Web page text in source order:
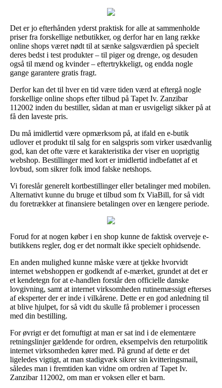
Det er jo efterhånden yderst praktisk for alle at sammenholde
priser fra forskellige netbutikker, og derfor har en lang række
online shops været nødt til at sænke salgsværdien på specielt
deres bedst i test produkter – til piger og drenge, og desuden
også til mænd og kvinder – eftertrykkeligt, og endda nogle
gange garantere gratis fragt.
Derfor kan det til hver en tid være tiden værd at eftergå nogle
forskellige online shops efter tilbud på Tapet Iv. Zanzibar
112002 inden du bestiller, sådan at man er usvigeligt sikker på at
få den laveste pris.
Du må imidlertid være opmærksom på, at ifald en e-butik
udlover et produkt til salg for en salgspris som virker usædvanlig
god, kan det ofte være et karakteristika der viser en uoprigtig
webshop. Bestillinger med kort er imidlertid indbefattet af et
lovbud, som sikrer folk imod falske netshops.
Vi foreslår generelt kortbestillinger eller betalinger med mobilen.
Alternativt kunne du bruge et tilbud som fx ViaBill, for så vidt
du foretrækker at finansiere betalingen over en længere periode.
Forud for at nogen køber i en shop kunne de faktisk overveje e-
butikkens regler, dog er det normalt ikke specielt ophidsende.
En anden mulighed kunne måske være at tjekke hvorvidt
internet webshoppen er godkendt af e-mærket, grundet at det er
et kendetegn for at e-handlen forstår den officielle danske
lovgivning, samt at internet virksomheden rutinemæssigt efterses
af eksperter der er inde i vilkårene. Dette er en god anledning til
at blive hjulpet, for så vidt du skulle få problemer i processen
med din bestilling.
For øvrigt er det fornuftigt at man er sat ind i de elementære
retningslinjer gældende for ordren, eksempelvis den returpolitik
internet virksomheden kører med. På grund af dette er det
ligeledes vigtigt, at man stadigvæk sikrer sin kvitteringsmail,
således man i fremtiden kan vidne om ordren af Tapet Iv.
Zanzibar 112002, om man er voksen eller et barn.